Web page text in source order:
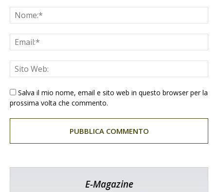
Salva il mio nome, email e sito web in questo browser per la
prossima volta che commento.
E-Magazine